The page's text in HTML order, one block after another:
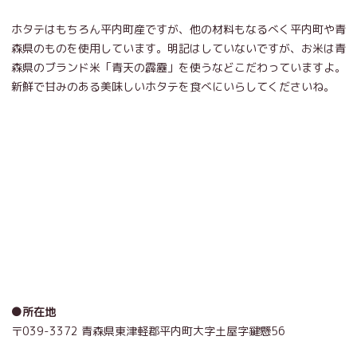
ホタテはもちろん平内町産ですが、他の材料もなるべく平内町や青
森県のものを使用しています。明記はしていないですが、お米は青
森県のブランド米「青天の霹靂」を使うなどこだわっていますよ。
新鮮で甘みのある美味しいホタテを食べにいらしてくださいね。
●所在地
〒039-3372 青森県東津軽郡平内町大字土屋字鍵懸56